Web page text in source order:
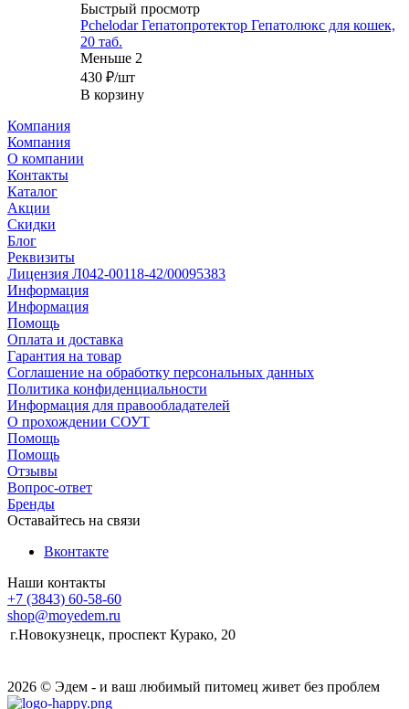
Быстрый просмотр
Pchelodar Гепатопротектор Гепатолюкс для кошек,
20 таб.
Меньше 2
430 ₽/шт
В корзину
Компания
Компания
О компании
Контакты
Каталог
Акции
Скидки
Блог
Реквизиты
Лицензия Л042-00118-42/00095383
Информация
Информация
Помощь
Оплата и доставка
Гарантия на товар
Соглашение на обработку персональных данных
Политика конфиденциальности
Информация для правообладателей
О прохождении СОУТ
Помощь
Помощь
Отзывы
Вопрос-ответ
Бренды
Оставайтесь на связи
Вконтакте
Наши контакты
+7 (3843) 60-58-60
shop@moyedem.ru
г.Новокузнецк, проспект Курако, 20
2026 © Эдем - и ваш любимый питомец живет без проблем